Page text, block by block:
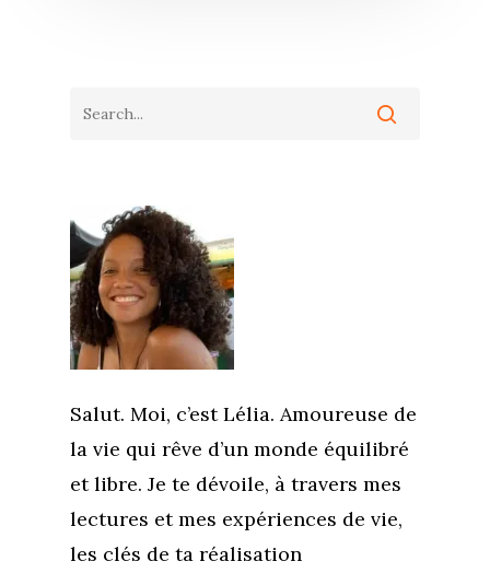
Salut. Moi, c’est Lélia. Amoureuse de
la vie qui rêve d’un monde équilibré
et libre. Je te dévoile, à travers mes
lectures et mes expériences de vie,
les clés de ta réalisation